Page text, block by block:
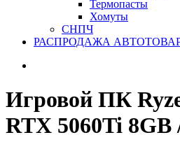
Термопасты
Хомуты
СНПЧ
РАСПРОДАЖА
Игровой ПК
RTX 5060Ti 8GB